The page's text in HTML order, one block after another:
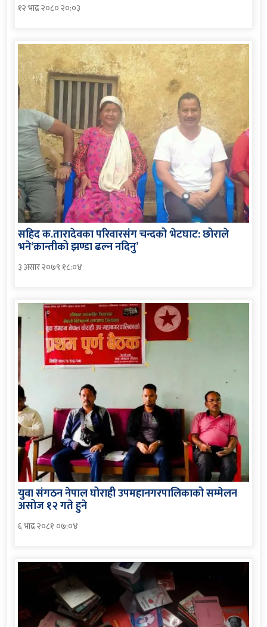
१२ भाद्र २०८० २०:०३
सहिद क.तारादेवका परिवारसंग चन्दको भेटघाट: छोराले
भने‘क्रान्तीको झण्डा ढल्न नदिनु’
३ असार २०७९ १८:०४
युवा संगठन नेपाल घोराही उपमहानगरपालिकाको सम्मेलन
असोज १२ गते हुने
६ भाद्र २०८१ ०७:०४